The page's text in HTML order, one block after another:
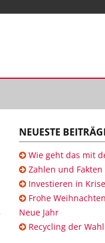
NEUESTE
Wie geht das mit
Zahlen und Fakten
Investieren in
Frohe
Neue Jahr
Recycling der